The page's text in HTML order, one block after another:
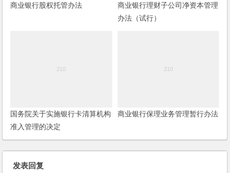
商业银行股权托管办法
商业银行理财子公司净资本管理
办法（试行）
国务院关于实施银行卡清算机构
准入管理的决定
商业银行保理业务管理暂行办法
发表回复